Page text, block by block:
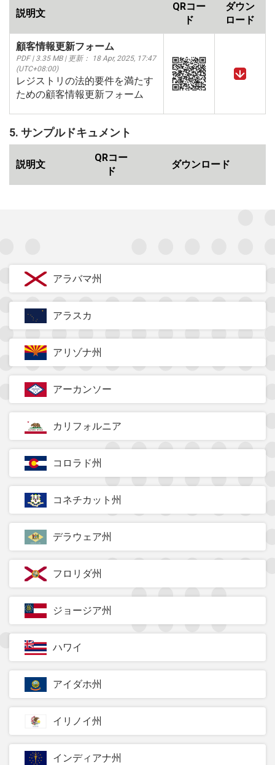
説明文
QRコー
ド
ダウン
ロード
顧客情報更新フォーム
PDF | 3.35 MB | 更新： 18 Apr, 2025, 17:47
(UTC+08:00)
レジストリの法的要件を満たす
ための顧客情報更新フォーム
5. サンプルドキュメント
説明文
QRコー
ド
ダウンロード
アラバマ州
アラスカ
アリゾナ州
アーカンソー
カリフォルニア
コロラド州
コネチカット州
デラウェア州
フロリダ州
ジョージア州
ハワイ
アイダホ州
イリノイ州
インディアナ州